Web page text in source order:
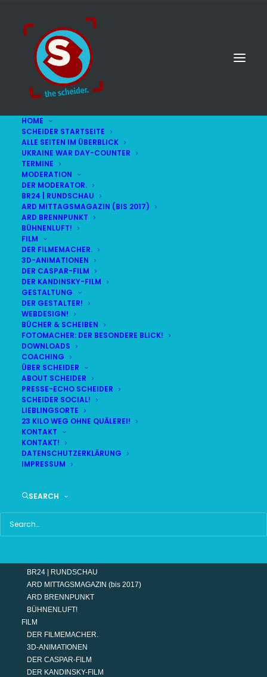
HOME
SCHEIDER STARTSEITE
ALLE SEITEN IM ÜBERBLICK
UKRAINE WAR DAY-COUNTER
TERMINE
MODERATION
DER MODERATOR.
BR24 | RUNDSCHAU
ARD MITTAGSMAGAZIN (BIS 2017)
ARD BRENNPUNKT
BÜHNENLUFT!
FILM
DER FILMEMACHER.
3D-ANIMATIONEN
DER CASPAR-FILM
DER KANDINSKY-FILM
GESTALTUNG
DER GESTALTER!
WEBDESIGN!
BÜCHER & SCHEIBEN
FOTOMACHER: DER BESONDERE BLICK!
DOWNLOADS
COACHING
ÜBER SCHEIDER
ABOUT SCHEIDER
PRESSE-ECHO SCHEIDER
SCHEIDER SOCIAL!
LIEBLINGSORTE
23 KILO WEG OHNE QUÄLEREI!
KONTAKT
KONTAKT!
DATENSCHUTZERKLÄRUNG
IMPRESSUM
SEARCH
© STEFAN SCHEIDER
LIVE(alle Termine
DEMNÄCHST:
SA
08
AUG
BR24 | 18.30 UHR
BR MÜNCHEN FREIMANN
HAUPTMENÜ
SCHEIDER STARTSEITE
UKRAINE WAR DAY-COUNTER
TERMINE
BR24 | RUNDSCHAU
ARD MITTAGSMAGAZIN (bis 2017)
ARD BRENNPUNKT
BÜHNENLUFT!
FILM
DER FILMEMACHER.
3D-ANIMATIONEN
DER CASPAR-FILM
DER KANDINSKY-FILM